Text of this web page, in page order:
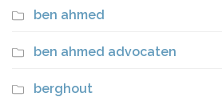
ben ahmed
ben ahmed advocaten
berghout